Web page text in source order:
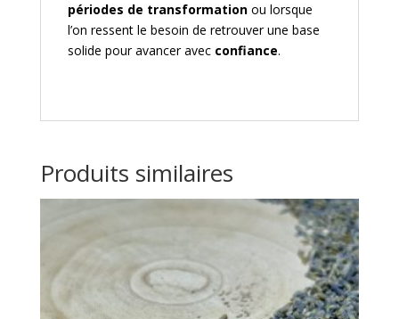
périodes de transformationou lorsque
l’on ressent le besoin de retrouver une base
solide pour avancer avec confiance.
Produits similaires